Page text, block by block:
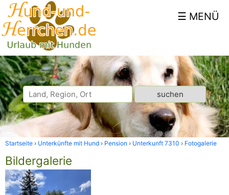
Startseite Unterkünfte mit Hund Pension Unterkunft 7310 Fotogalerie
Bildergalerie